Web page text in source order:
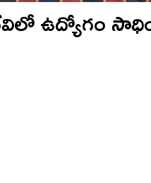
ఉద్యోగం